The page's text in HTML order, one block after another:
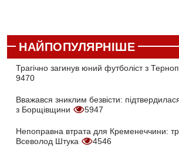
НАЙПОПУЛЯРНІШЕ
Трагічно загинув юний футболіст з
9470
Вважався зниклим безвісти:
з Борщівщини
5947
Непоправна втрата для Кременеччини:
Всеволод Штука
4546